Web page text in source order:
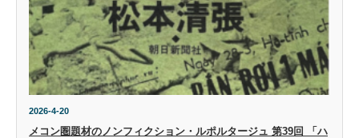
2026-4-20
メコン圏題材のノンフィクション・ルポルタージュ 第39回 「ハ